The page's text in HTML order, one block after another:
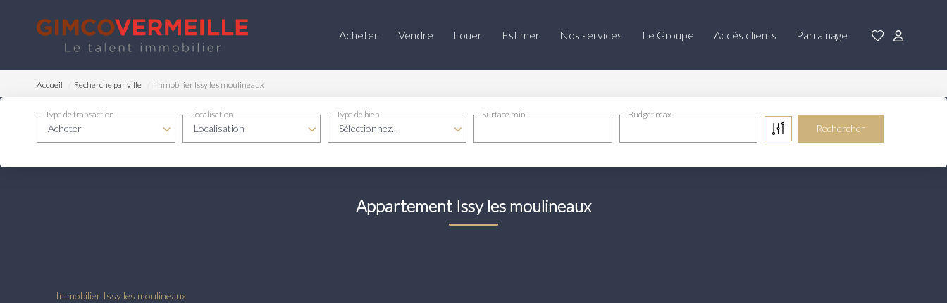
Acheter Vendre Louer Estimer Nos services Le Groupe Accès clients Parrainage
Accueil Recherche par ville immobilier Issy les moulineaux
Acheter
Type de transaction
Localisation
Localisation
Sélectionnez...
Type de bien Surface min Budget max
Appartement Issy les moulineaux
Immobilier Issy les moulineaux